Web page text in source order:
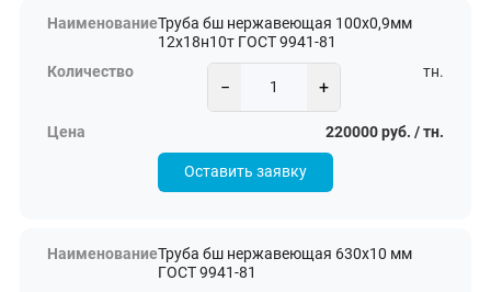
Труба бш нержавеющая 100х0,9мм
12х18н10т ГОСТ 9941-81
− +
тн.
220000 руб. / тн.
Оставить заявку
Труба бш нержавеющая 630х10 мм
ГОСТ 9941-81